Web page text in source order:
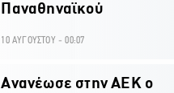
Παναθηναϊκού
10 ΑΥΓΟΥΣΤΟΥ - 00:07
Ανανέωσε στην ΑΕΚ ο